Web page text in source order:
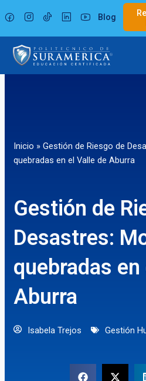
al
contenido
Blog
Inicio » Gestión de Riesgo de
quebradas en el Valle de Aburra
Gestión de
Desastres:
quebradas
Aburra
Isabela Trejos Gestión